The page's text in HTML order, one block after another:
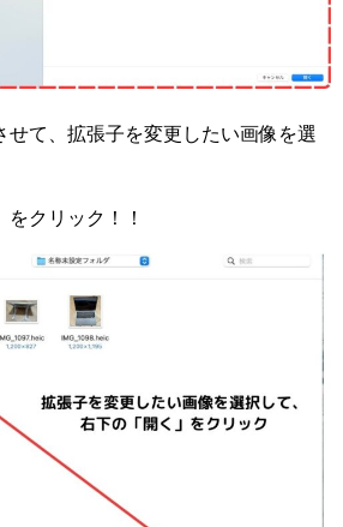
せて、拡張子を変更したい画像を選
クリック！！